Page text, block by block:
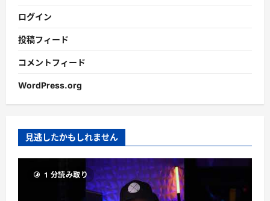
ログイン
投稿フィード
コメントフィード
WordPress.org
見逃したかもしれません
1 分読み取り